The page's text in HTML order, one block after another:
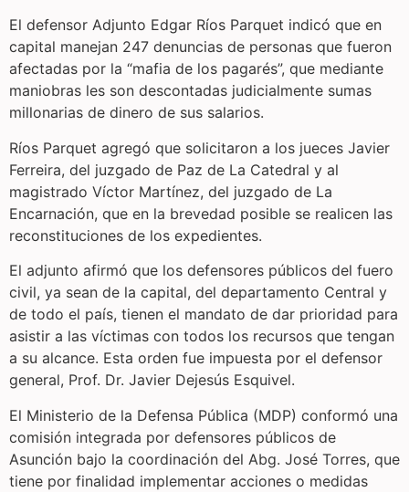
El defensor Adjunto Edgar Ríos Parquet indicó que en
capital manejan 247 denuncias de personas que fueron
afectadas por la “mafia de los pagarés”, que mediante
maniobras les son descontadas judicialmente sumas
millonarias de dinero de sus salarios.
Ríos Parquet agregó que solicitaron a los jueces Javier
Ferreira, del juzgado de Paz de La Catedral y al
magistrado Víctor Martínez, del juzgado de La
Encarnación, que en la brevedad posible se realicen las
reconstituciones de los expedientes.
El adjunto afirmó que los defensores públicos del fuero
civil, ya sean de la capital, del departamento Central y
de todo el país, tienen el mandato de dar prioridad para
asistir a las víctimas con todos los recursos que tengan
a su alcance. Esta orden fue impuesta por el defensor
general, Prof. Dr. Javier Dejesús Esquivel.
El Ministerio de la Defensa Pública (MDP) conformó una
comisión integrada por defensores públicos de
Asunción bajo la coordinación del Abg. José Torres, que
tiene por finalidad implementar acciones o medidas